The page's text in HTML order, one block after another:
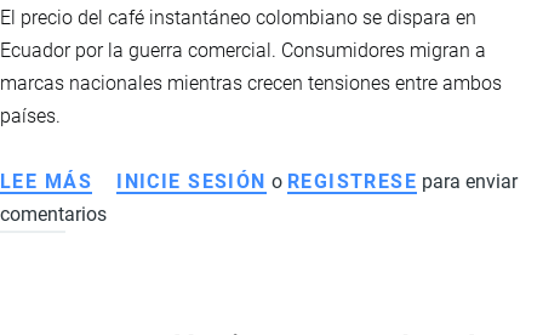
El precio del café instantáneo colombiano se dispara en
Ecuador por la guerra comercial. Consumidores migran a
marcas nacionales mientras crecen tensiones entre ambos
países.
LEE MÁS SOBRE
ALZA
INICIE SESIÓN o REGISTRESE para enviar
comentarios